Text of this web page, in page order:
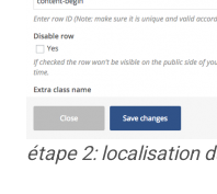
étape 2: localisation